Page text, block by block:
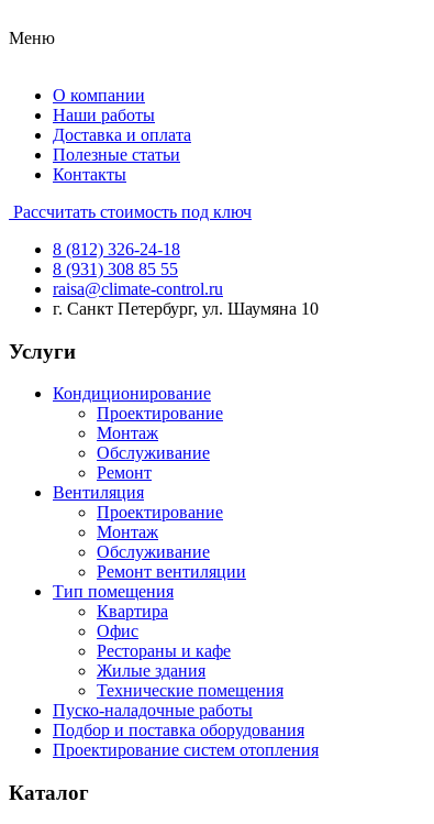
Меню
О компании
Наши работы
Доставка и оплата
Полезные статьи
Контакты
Рассчитать стоимость под ключ
8 (812) 326-24-18
8 (931) 308 85 55
raisa@climate-control.ru
г. Санкт Петербург, ул. Шаумяна 10
Услуги
Кондиционирование
Проектирование
Монтаж
Обслуживание
Ремонт
Вентиляция
Проектирование
Монтаж
Обслуживание
Ремонт вентиляции
Тип помещения
Квартира
Офис
Рестораны и кафе
Жилые здания
Технические помещения
Пуско-наладочные работы
Подбор и поставка оборудования
Проектирование систем отопления
Каталог